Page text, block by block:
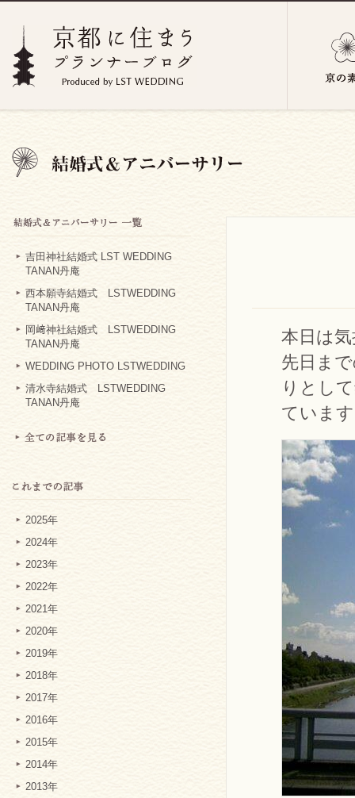
吉田神社結婚式 LST WEDDING
TANAN丹庵
西本願寺結婚式 LSTWEDDING
TANAN丹庵
岡﨑神社結婚式 LSTWEDDING
TANAN丹庵
WEDDING PHOTO LSTWEDDING
清水寺結婚式 LSTWEDDING
TANAN丹庵
2025年
2024年
2023年
2022年
2021年
2020年
2019年
2018年
2017年
2016年
2015年
2014年
2013年
本日は
先日ま
りとし
ていま